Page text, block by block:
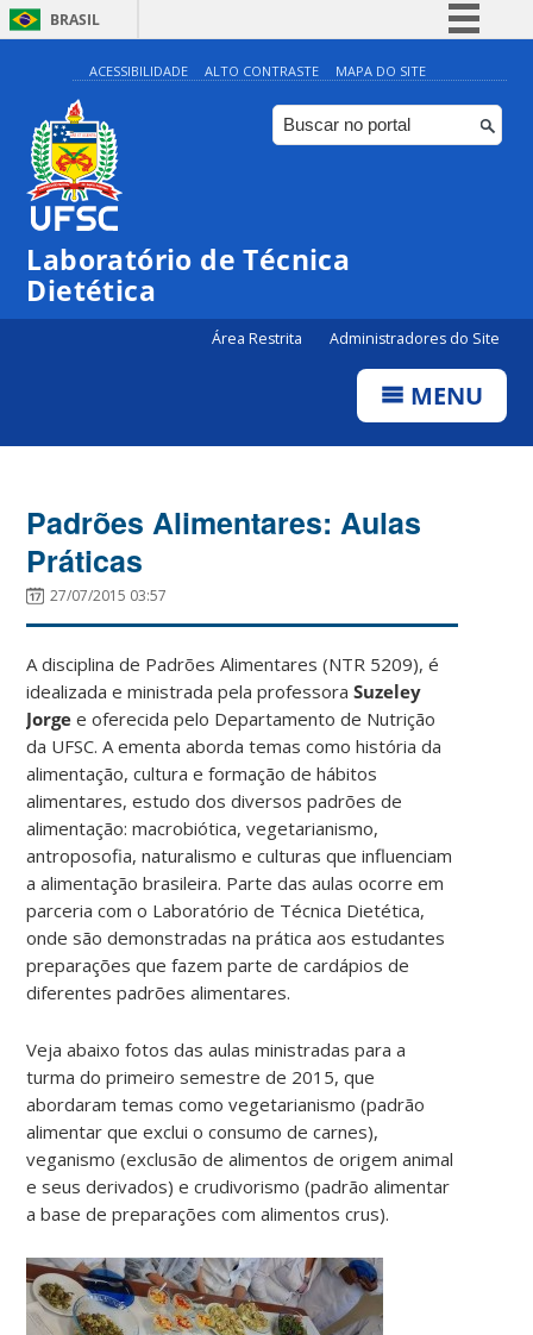
BRASIL
Simplifique!
Comunica BR
Participe
ACESSIBILIDADE ALTO CONTRASTE MAPA DO SITE
Laboratório de Técnica
Dietética
Área Restrita Administradores do Site
MENU
Padrões Alimentares: Aulas
Práticas
27/07/2015 03:57
A disciplina de Padrões Alimentares (NTR 5209), é
idealizada e ministrada pela professoraSuzeley
Jorge e oferecida pelo Departamento de Nutrição
da UFSC. A ementa aborda temas como história da
alimentação, cultura e formação de hábitos
alimentares, estudo dos diversos padrões de
alimentação: macrobiótica, vegetarianismo,
antroposofia, naturalismo e culturas que influenciam
a alimentação brasileira. Parte das aulas ocorre em
parceria com o Laboratório de Técnica Dietética,
onde são demonstradas na prática aos estudantes
preparações que fazem parte de cardápios de
diferentes padrões alimentares.
Veja abaixo fotos das aulas ministradas para a
turma do primeiro semestre de 2015, que
abordaram temas como vegetarianismo (padrão
alimentar que exclui o consumo de carnes),
veganismo (exclusão de alimentos de origem animal
e seus derivados) e crudivorismo (padrão alimentar
a base de preparações com alimentos crus).